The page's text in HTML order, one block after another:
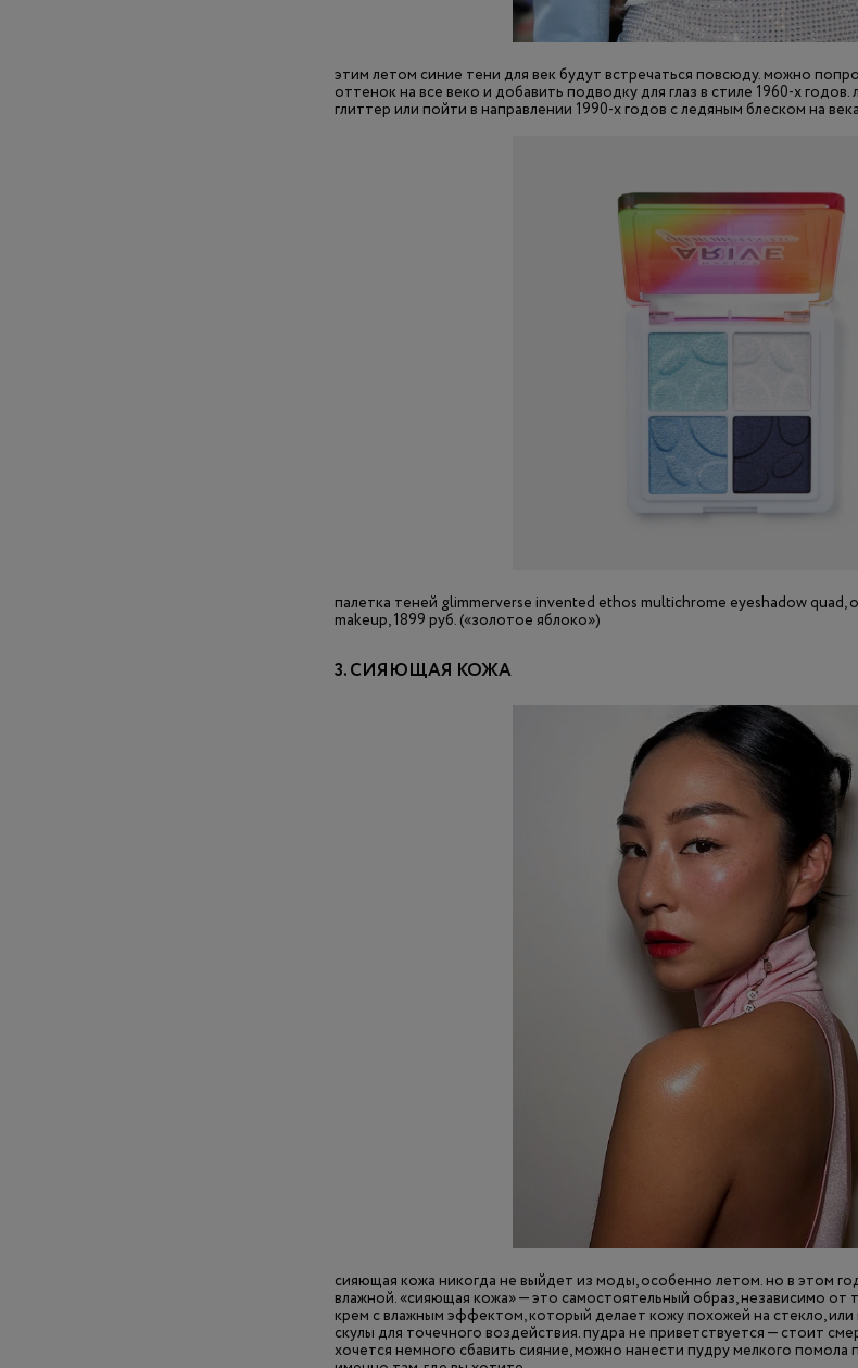
этим летом синие тени для век будут встречаться повсюду. можно
оттенок на все веко и добавить подводку для глаз в стиле 1960-х
глиттер или пойти в направлении 1990-х годов с ледяным блеском на
палетка теней glimmerverse invented ethos multichrome eyeshadow quad,
makeup, 1899 руб. («золотое яблоко»)
3. СИЯЮЩАЯ КОЖА
сияющая кожа никогда не выйдет из моды, особенно летом. но в этом
влажной. «сияющая кожа» — это самостоятельный образ, независимо от
крем с влажным эффектом, который делает кожу похожей на стекло,
скулы для точечного воздействия. пудра не приветствуется — стоит
хочется немного сбавить сияние, можно нанести пудру мелкого помола